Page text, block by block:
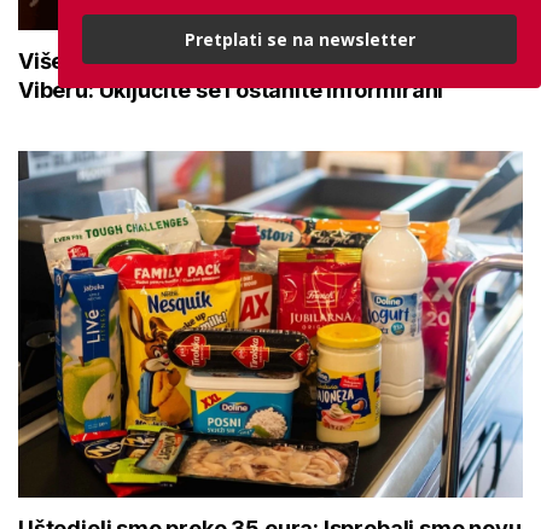
Više od 10.500 korisnika prati mirovina.hr na
Viberu: Uključite se i ostanite informirani
Pretplati se na newsletter